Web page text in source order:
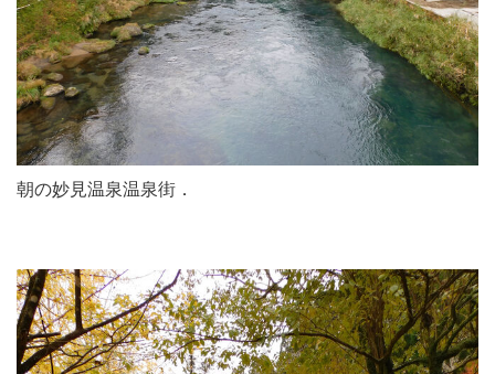
朝の妙見温泉温泉街．